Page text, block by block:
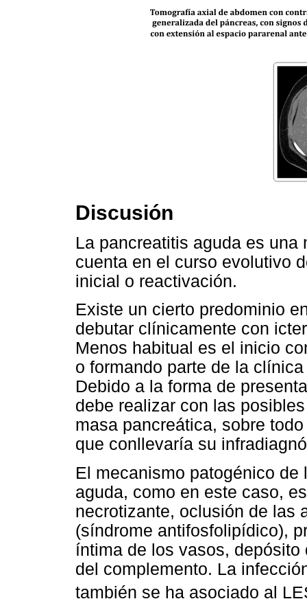
Discusión
La pancreatitis aguda es
cuenta en el curso evolutivo
inicial o reactivación.
Existe un cierto predominio
debutar clínicamente con
Menos habitual es el inicio
o formando parte de la
Debido a la forma de
debe realizar con las
masa pancreática, sobre
que conllevaría su
El mecanismo patogénico
aguda, como en este caso,
necrotizante, oclusión de las
(síndrome antifosfolipídico),
íntima de los vasos,
del complemento. La
también se ha asociado al